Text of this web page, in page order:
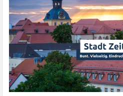
Trage mich in den Newsletter ein!